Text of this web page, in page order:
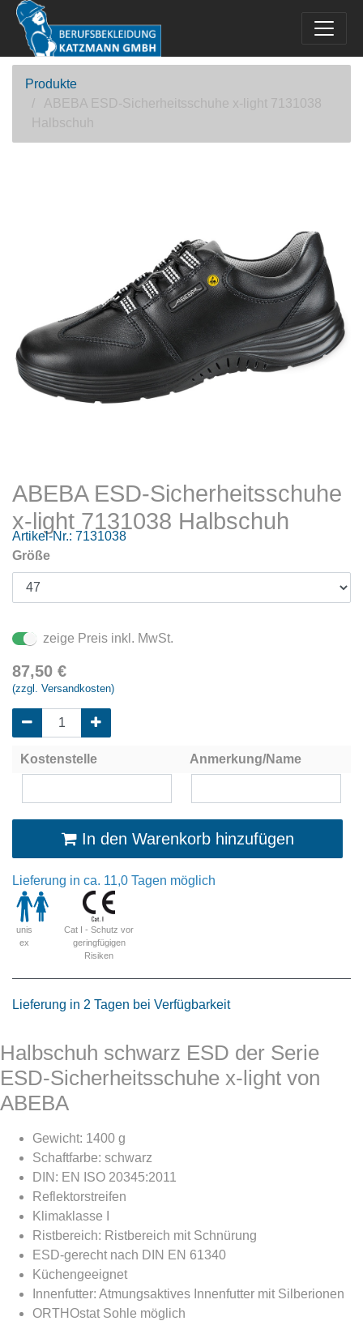
Produkte
ABEBA ESD-Sicherheitsschuhe x-light 7131038
Halbschuh
ABEBA ESD-Sicherheitsschuhe
x-light 7131038 Halbschuh
Artikel-Nr.: 7131038
Größe
zeige Preis inkl. MwSt.
87,50 €
(zzgl. Versandkosten)
Kostenstelle Anmerkung/Name
In den Warenkorb hinzufügen
Lieferung in ca. 11,0 Tagen möglich
unis
ex
Cat I - Schutz vor
geringfügigen
Risiken
Lieferung in 2 Tagen bei Verfügbarkeit
Halbschuh schwarz ESD der Serie
ESD-Sicherheitsschuhe x-light von
ABEBA
Gewicht: 1400 g
Schaftfarbe: schwarz
DIN: EN ISO 20345:2011
Reflektorstreifen
Klimaklasse I
Ristbereich: Ristbereich mit Schnürung
ESD-gerecht nach DIN EN 61340
Küchengeeignet
Innenfutter: Atmungsaktives Innenfutter mit Silberionen
ORTHOstat Sohle möglich